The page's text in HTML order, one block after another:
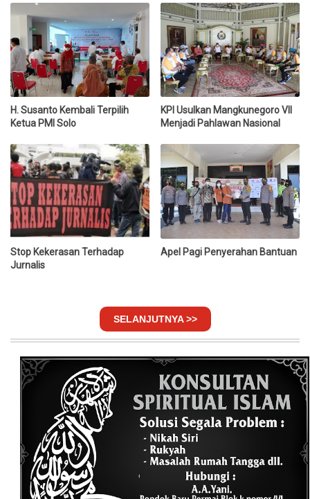
H. Susanto Kembali Terpilih
Ketua PMI Solo
KPI Usulkan Mangkunegoro VII
Menjadi Pahlawan Nasional
Stop Kekerasan Terhadap
Jurnalis
Apel Pagi Penyerahan Bantuan
SELANJUTNYA >>